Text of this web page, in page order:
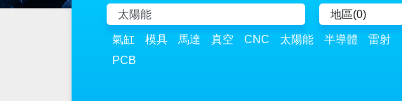
地區(0)
氣缸 模具 馬達 真空 CNC 太陽能 半導體 雷射
PCB